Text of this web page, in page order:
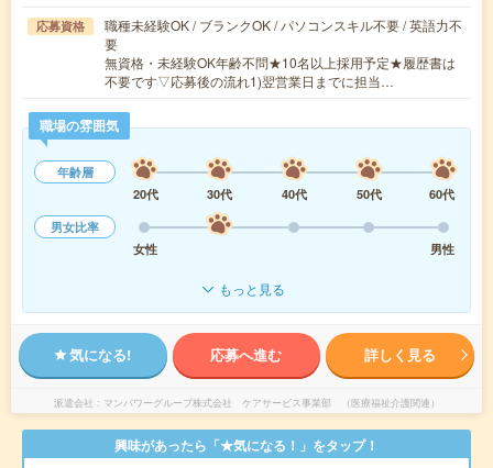
応募資格
職種未経験OK / ブランクOK / パソコンスキル不要 / 英語力不
要
無資格・未経験OK年齢不問★10名以上採用予定★履歴書は
不要です▽応募後の流れ1)翌営業日までに担当…
職場の雰囲気
年齢層
20代
30代 40代 50代
60代
男女比率
女性
男性
もっと見る
気になる! 応募へ進む 詳しく見る
派遣会社 マンパワーグループ株式会社 ケアサービス事業部 （医療福祉介護関連）
興味があったら「★気になる！」をタップ！